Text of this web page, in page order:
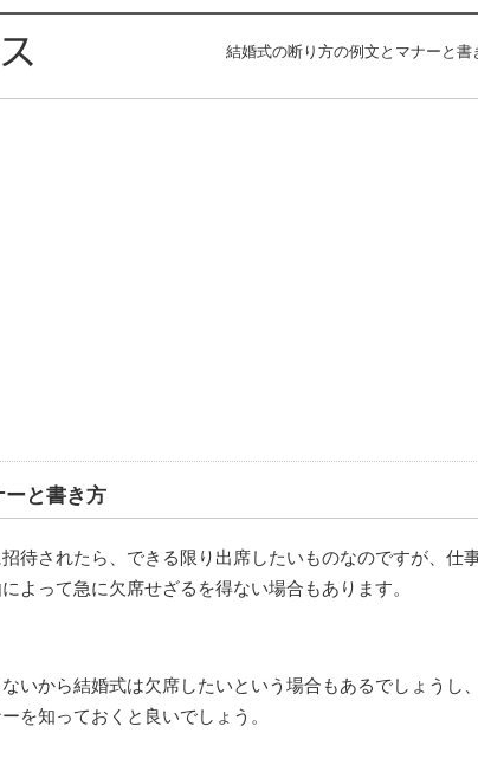
結婚式の断り方の例文とマナーと
ーと書き方
待されたら、できる限り出席したいものなのですが、仕
よって急に欠席せざるを得ない場合もあります。
いから結婚式は欠席したいという場合もあるでしょうし
を知っておくと良いでしょう。